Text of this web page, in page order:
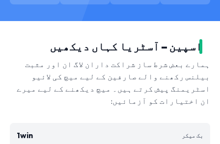
اسپین – آسٹریا کہاں دیکھیں
ہمارے بعض شرط ساز شراکت داران لاگ ان اور مثبت
بیلنس رکھنے والے صارفین کے لیے میچ کی لائیو
اسٹریمنگ پیش کرتے ہیں۔ میچ دیکھنے کے لیے میرے
ان اختیارات کو آزمائیں:
1win